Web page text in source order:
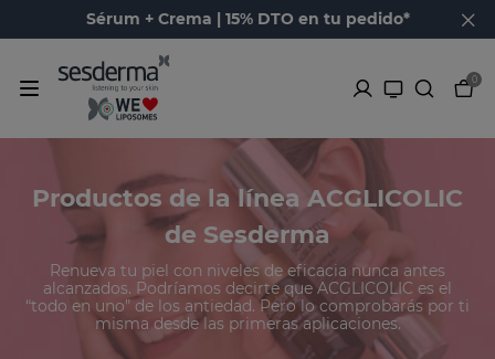
Sérum + Crema | 15% DTO en tu pedido*
0
Productos de la línea ACGLICOLIC
de Sesderma
Renueva tu piel con niveles de eficacia nunca antes
alcanzados. Podríamos decirte que ACGLICOLIC es el
“todo en uno” de los antiedad. Pero lo comprobarás por ti
misma desde las primeras aplicaciones.